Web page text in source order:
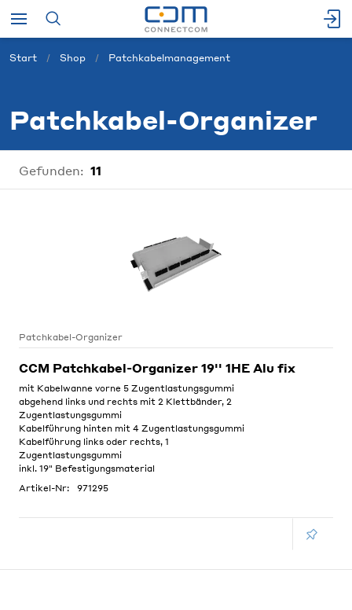
Start Shop Patchkabelmanagement
Patchkabel-Organizer
Gefunden: 11
Patchkabel-Organizer
CCM Patchkabel-Organizer 19'' 1HE Alu fix
mit Kabelwanne vorne 5 Zugentlastungsgummi
abgehend links und rechts mit 2 Klettbänder, 2
Zugentlastungsgummi
Kabelführung hinten mit 4 Zugentlastungsgummi
Kabelführung links oder rechts, 1
Zugentlastungsgummi
inkl. 19" Befestigungsmaterial
Artikel-Nr:
971295